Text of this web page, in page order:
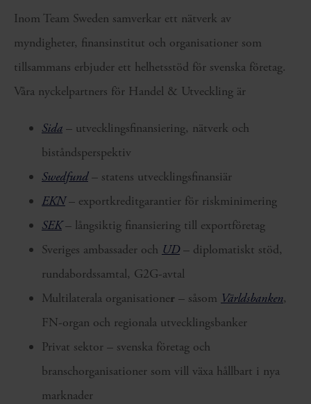
Inom Team Sweden samverkar ett nätverk av
myndigheter, finansinstitut och organisationer som
tillsammans erbjuder ett helhetsstöd för svenska företag.
Våra nyckelpartners för Handel & Utveckling är
Sida – utvecklingsfinansiering, nätverk och
biståndsperspektiv
Swedfund– statens utvecklingsfinansiär
EKN– exportkreditgarantier för riskminimering
SEK– långsiktig finansiering till exportföretag
Sveriges ambassader och UD – diplomatiskt stöd,
rundabordssamtal, G2G-avtal
Multilaterala organisationer – såsom Världsbanken,
FN-organ och regionala utvecklingsbanker
Privat sektor – svenska företag och
branschorganisationer som vill växa hållbart i nya
marknader